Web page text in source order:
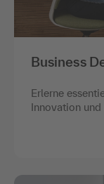
Business
Erlerne
Innovation